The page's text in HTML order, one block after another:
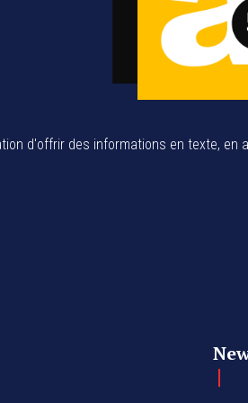
d'offrir des informations en texte,